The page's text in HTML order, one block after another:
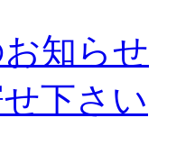
知らせ
下さい